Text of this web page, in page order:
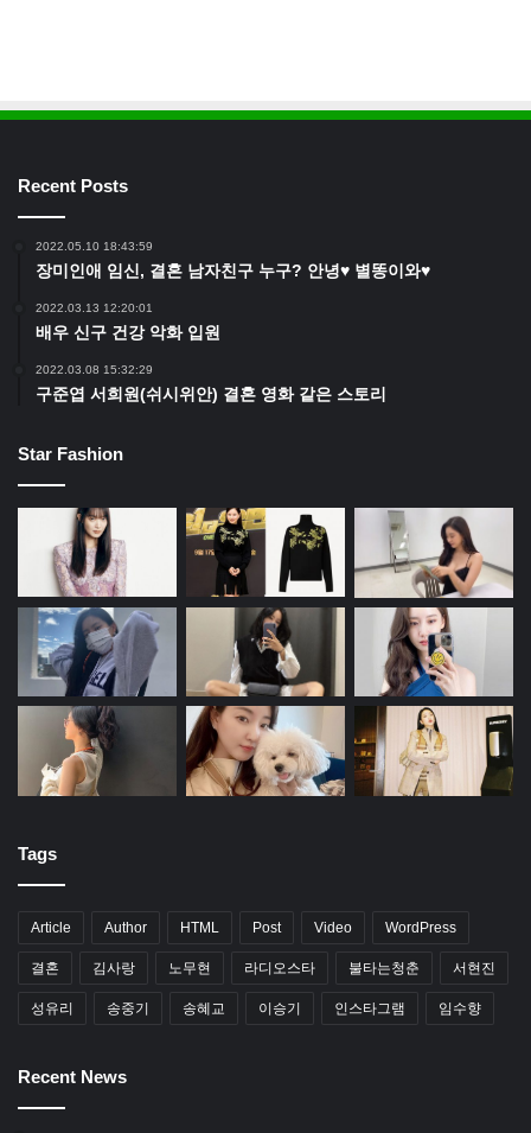
Recent Posts
2022.05.10 18:43:59
장미인애 임신, 결혼 남자친구 누구? 안녕♥ 별똥이와♥
2022.03.13 12:20:01
배우 신구 건강 악화 입원
2022.03.08 15:32:29
구준엽 서희원(쉬시위안) 결혼 영화 같은 스토리
Star Fashion
Tags
Article Author HTML Post Video WordPress
결혼 김사랑 노무현 라디오스타 불타는청춘 서현진
성유리 송중기 송혜교 이승기 인스타그램 임수향
Recent News